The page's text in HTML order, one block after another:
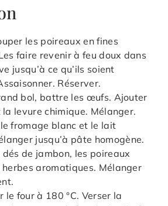
les poireaux en fines
faire revenir à feu doux dans
jusqu’à ce qu’ils soient
Réserver.
bol, battre les œufs. Ajouter
levure chimique. Mélanger.
fromage blanc et le lait
jusqu’à pâte homogène.
de jambon, les poireaux
aromatiques. Mélanger
le four à 180 °C. Verser la